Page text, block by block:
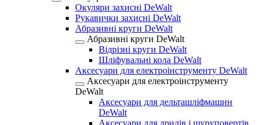
Окуляри захисні DeWalt
Рукавички захисні DeWalt
Абразивні круги DeWalt
Абразивні круги DeWalt
Відрізні круги DeWalt
Шліфувальні кола DeWalt
Аксесуари для електроінструменту DeWalt
Аксесуари для електроінструменту
DeWalt
Аксесуари для дельташліфмашин
DeWalt
Аксесуари для дрилів і шуруповертів